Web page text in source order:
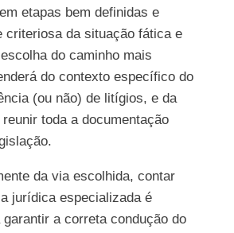
etapas bem definidas e
criteriosa da situação fática e
do caminho mais
do contexto específico do
(ou não) de litígios, e da
toda a documentação
da via escolhida, contar
jurídica especializada é
a correta condução do